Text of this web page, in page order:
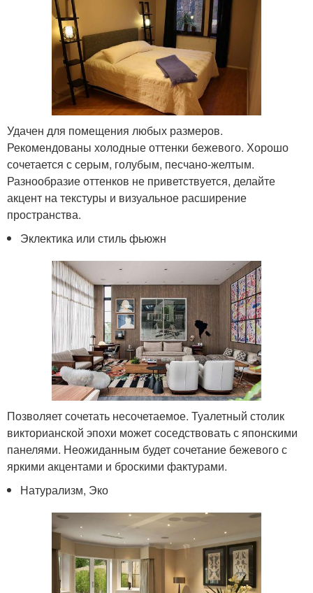
Удачен для помещения любых размеров.
Рекомендованы холодные оттенки бежевого. Хорошо
сочетается с серым, голубым, песчано-желтым.
Разнообразие оттенков не приветствуется, делайте
акцент на текстуры и визуальное расширение
пространства.
Эклектика или стиль фьюжн
Позволяет сочетать несочетаемое. Туалетный столик
викторианской эпохи может соседствовать с японскими
панелями. Неожиданным будет сочетание бежевого с
яркими акцентами и броскими фактурами.
Натурализм, Эко